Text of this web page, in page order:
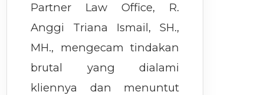
Partner Law Office, R.
Anggi Triana Ismail, SH.,
MH., mengecam tindakan
brutal yang dialami
kliennya dan menuntut